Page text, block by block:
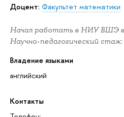
Доцент: Факультет математики
Начал работать в НИУ ВШЭ в
Научно-педагогический
Владение языками
английский
Контакты